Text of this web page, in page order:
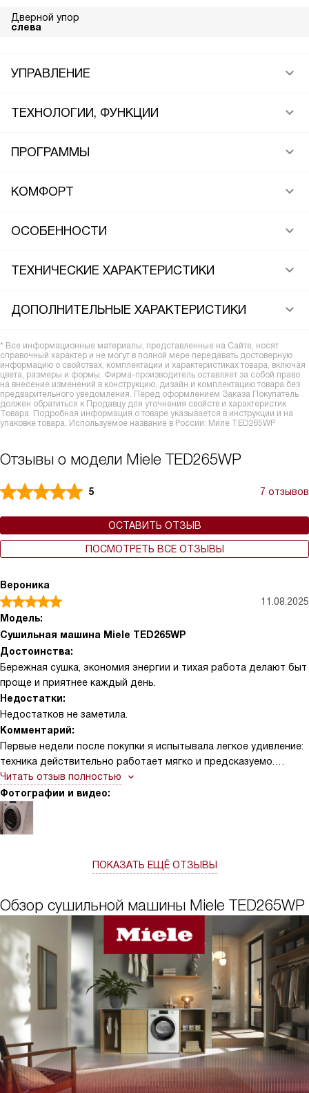
Дверной упор
слева
УПРАВЛЕНИЕ
ТЕХНОЛОГИИ, ФУНКЦИИ
ПРОГРАММЫ
КОМФОРТ
ОСОБЕННОСТИ
ТЕХНИЧЕСКИЕ ХАРАКТЕРИСТИКИ
ДОПОЛНИТЕЛЬНЫЕ ХАРАКТЕРИСТИКИ
* Все информационные материалы, представленные на Сайте, носят
справочный характер и не могут в полной мере передавать достоверную
информацию о свойствах, комплектации и характеристиках товара, включая
цвета, размеры и формы. Фирма-производитель оставляет за собой право
на внесение изменений в конструкцию, дизайн и комплектацию товара без
предварительного уведомления. Перед оформлением Заказа Покупатель
должен обратиться к Продавцу для уточнения свойств и характеристик
Товара. Подробная информация о товаре указывается в инструкции и на
упаковке товара. Используемое название в России: Миле TED265WP
Отзывы о модели Miele TED265WP
5 7 отзывов
ОСТАВИТЬ ОТЗЫВ
ПОСМОТРЕТЬ ВСЕ ОТЗЫВЫ
Вероника
11.08.2025
Модель:
Сушильная машина Miele TED265WP
Достоинства:
Бережная сушка, экономия энергии и тихая работа делают быт
проще и приятнее каждый день.
Недостатки:
Недостатков не заметила.
Комментарий:
Первые недели после покупки я испытывала легкое удивление:
техника действительно работает мягко и предсказуемо.
Однажды вечером понадобилось быстро подготовить платье
для встречи на следующий день — я поставила деликатную
программу, и вещь вышла ровной, без перенагрева. Другой раз
забыла бросить в барабан детский свитер — функция AddLoad
позволила открыть дверцу и добавить забытый предмет, не
видно, что машина не греет чрезмерно и щадит вещи, при этом
после сушки сохранили форму, хотя раньше я боялась
доверять автоматике такие ткани. Капсула для аромата —
приятный бонус; иногда включаю её для постельного белья
перед гостями — комната получает ненавязчивый запах. Тихая
работа особенно важна: у нас часто приходят поздно, и
возможность запустить сушку ночью без шума — большое
удобство. Отложенный старт и индикатор остаточного
времени помогали планировать утро, чтобы вещи были готовы
точно к выходу. Подсветка барабана и аккуратный графитовый
цвет дверцы делают процесс более приятным — это мелочь,
но она радует.
Читать отзыв полностью
Фотографии и видео:
ПОКАЗАТЬ ЕЩЁ ОТЗЫВЫ
Обзор сушильной машины Miele TED265WP